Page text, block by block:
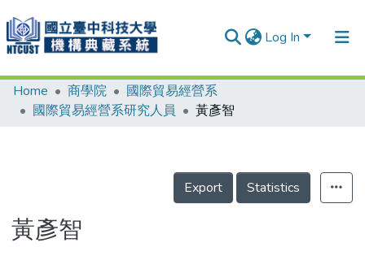
Log In
Communities & Collections
Organizations
Home 商學院
國際貿易經營系
國際貿易經營系研究人員
黃彥智
Export Statistics
黃彥智